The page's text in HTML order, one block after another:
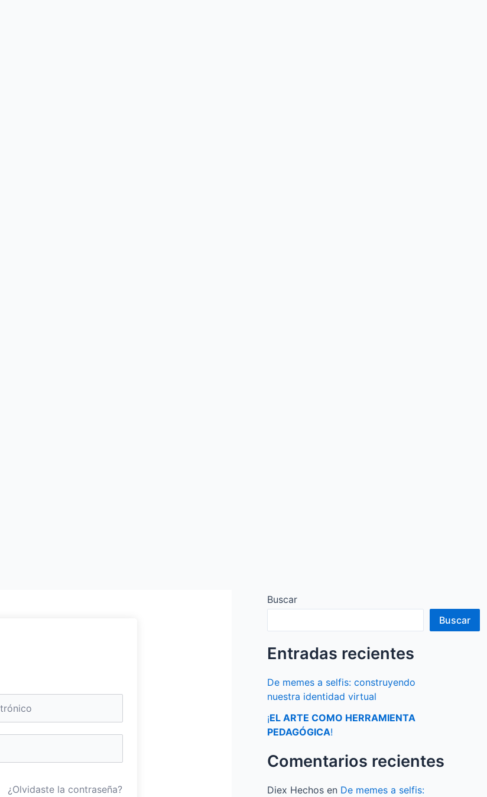
¿Olvidaste la contraseña?
Buscar
Buscar
Entradas recientes
De memes a selfis: construyendo
nuestra identidad virtual
¡EL ARTE COMO HERRAMIENTA
PEDAGÓGICA!
Comentarios recientes
Diex Hechos en De memes a selfis: